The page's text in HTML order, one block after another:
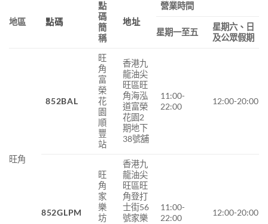
地區 點碼
點
碼
簡
稱
地址
營業時間
星期一至五
星期六、日
及公眾假期
旺角
852BAL
旺
角
富
榮
花
園
順
豐
站
香港九
龍油尖
旺區旺
角海泓
道富榮
花園2
期地下
38號舖
11:00-
22:00
12:00-20:00
852GLPM
旺
角
家
樂
坊
香港九
龍油尖
旺區旺
角登打
士街56
號家樂
11:00-
22:00
12:00-20:00